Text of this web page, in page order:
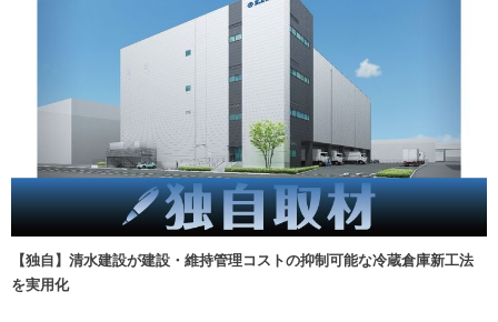
【独自】清水建設が建設・維持管理コストの抑制可能な冷蔵倉庫新工法
を実用化